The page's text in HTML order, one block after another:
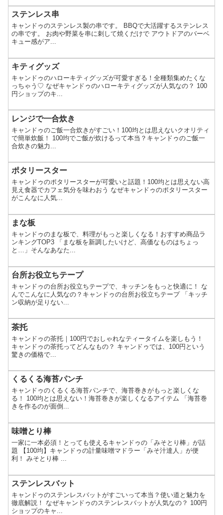
ステンレス串
キャンドゥのステンレス製の串です。 BBQで大活躍するステンレス
の串です。 お肉や野菜を串に刺して焼くだけで アウトドアのバーベ
キュー感がア...
キティグッズ
キャンドゥのハローキティグッズが可愛すぎる！全種類集めたくな
っちゃう♡ なぜキャンドゥのハローキティグッズが人気なの？ 100
円ショップのキ...
レンジで一合炊き
キャンドゥのご飯一合炊きがすごい！100均とは思えないクオリティ
で簡単炊飯！ 100均でご飯が炊けるって本当？キャンドゥのご飯一
合炊きの魅力...
ポタリースター
キャンドゥのポタリースターが可愛いと話題！100均とは思えない高
見え食器でカフェ気分を味わおう なぜキャンドゥのポタリースター
がこんなに人気...
まな板
キャンドゥのまな板で、料理がもっと楽しくなる！おすすめ商品ラ
ンキングTOP3 「まな板を新調したいけど、高価なものはちょっ
と…」そんなあなた...
台所お役立ちテープ
キャンドゥの台所お役立ちテープで、キッチンをもっと快適に！ な
んでこんなに人気なの？キャンドゥの台所お役立ちテープ 「キッチ
ン収納が足りない...
茶托
キャンドゥの茶托｜100円でおしゃれなティータイムを楽しもう！
キャンドゥの茶托ってどんなもの？ キャンドゥでは、100円という
驚きの価格で...
くるくる海苔パンチ
キャンドゥのくるくる海苔パンチで、海苔巻きがもっと楽しくな
る！ 100均とは思えない！海苔巻きが楽しくなるアイテム 「海苔巻
きを作るのが面倒...
味噌とり棒
一家に一本必須！とっても使えるキャンドゥの「みそとり棒」が話
題 【100均】キャンドゥの計量味噌マドラー「みそ汁達人」が便
利！ みそとり棒 ...
ステンレスバット
キャンドゥのステンレスバットがすごいって本当？使い道と魅力を
徹底解説！ なぜキャンドゥのステンレスバットが人気なの？ 100円
ショップのキャ...